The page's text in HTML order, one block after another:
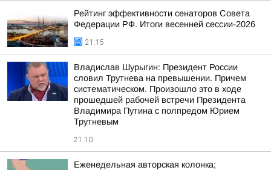
Рейтинг эффективности сенаторов Совета
Федерации РФ. Итоги весенней сессии-2026
21:15
Владислав Шурыгин: Президент России
словил Трутнева на превышении. Причем
систематическом. Произошло это в ходе
прошедшей рабочей встречи Президента
Владимира Путина с полпредом Юрием
Трутневым
21:10
Еженедельная авторская колонка;